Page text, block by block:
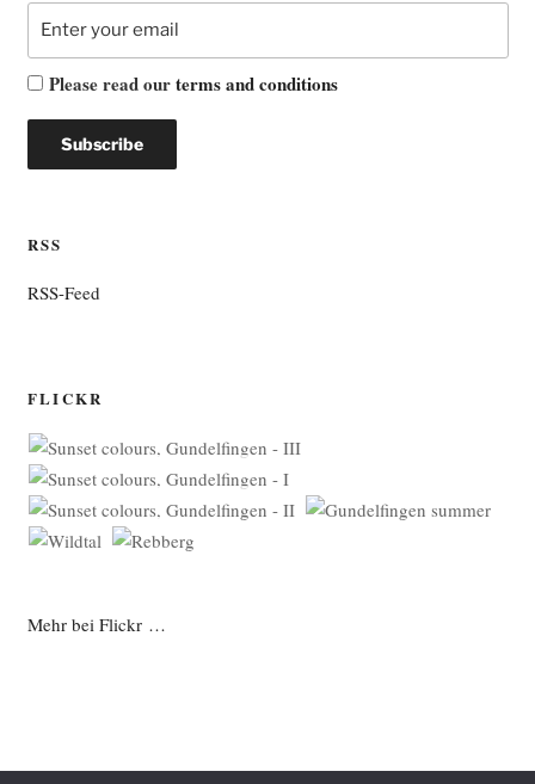
Please read ourterms and conditions
RSS
RSS-Feed
FLICKR
Mehr bei Flickr …